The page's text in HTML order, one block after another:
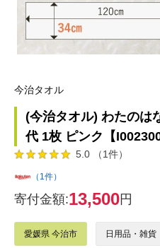
今治タオル
(今治タオル) わたのは
代 1枚 ピンク【
5.0 （1件）
（1件）
寄付金額:13,500円
愛媛県 今治市 日用品・雑貨